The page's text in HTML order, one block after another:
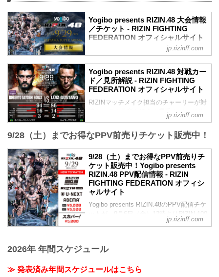
Yogibo presents RIZIN.48 大会情報
／チケット - RIZIN FIGHTING
FEDERATION オフィシャルサイト
のお知らせ
演出上の変更により、車いす席の券種がS
席→A席に変更となりました。
客様には差額をご返金いたします。大会
当日12:00～18:00までにＡゲートに設置
予定の返金受付窓口にてお手続きをお願
いいたします。返金手続きに関しまして
だきます。
MOVIE
- YouTube
youtu.be
Yogibo presents RIZIN.48 大会概要
2...
jp.rizinff.com
Yogibo presents RIZIN.48 対戦カー
ド／見所解説 - RIZIN FIGHTING
FEDERATION オフィシャルサイト
RIZINマッチメイク担当のチャーリーが対
戦カードの見所を紹介！選手のバッグボ
ーンやストロングポイントを把握すれ
ば、試合観戦がもっと楽しくなる！観戦
前に是非チェックしておこう！
試合順
第11試合／ホベルト・サトシ・ソウザ
vs. ルイス・グスタボ
ライト級タイトルマッチ
RIZIN MMAルール：5分3R（71.0kg）
ホベルト・サトシ・ソウザ vs. ルイス・
グスタボ
ホベルト・サトシ・ソウザ
柔術 | サブミッション | グラウンドコント
総...
jp.rizinff.com
9/28（土）までお得なPPV前売りチケット販売中！
9/28（土）までお得なPPV前売りチ
ケット販売中！Yogibo presents
RIZIN.48 PPV配信情報 - RIZIN
FIGHTING FEDERATION オフィシ
ャルサイト
Yogibo presents RIZIN.48のPPV配信チケ
ットが、9月6日（金）12時よりRIZIN 100
CLUB、ABEMA、U-NEXT、RIZIN
お得なPPV前売りチケットは、大会前日
会場に来れない方、会場にも行くが実
jp.rizinff.com
2026年 年間スケジュール
≫ 発表済み年間スケジュールはこちら